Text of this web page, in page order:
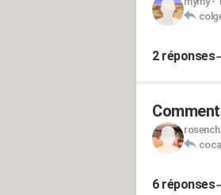
2 réponses
6 réponses